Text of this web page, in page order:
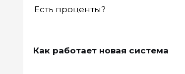
Есть проценты?
Как работает новая система